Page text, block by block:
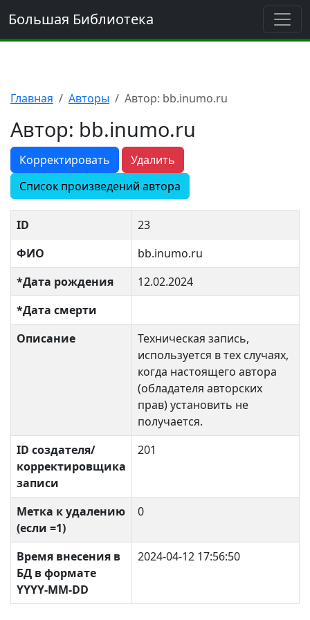
Большая Библиотека
Главная Авторы Автор: bb.inumo.ru
Автор: bb.inumo.ru
Корректировать
Удалить
Список произведений автора
ID
23
ФИО
bb.inumo.ru
*Дата рождения
12.02.2024
*Дата смерти
Описание
Техническая запись,
используется в тех случаях,
когда настоящего автора
(обладателя авторских
прав) установить не
получается.
ID создателя/
корректировщика
записи
201
Метка к удалению
(если =1)
0
Время внесения в
БД в формате
YYYY-MM-DD
2024-04-12 17:56:50